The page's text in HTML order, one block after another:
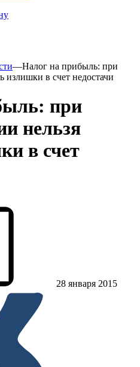
—Налог на прибыль: при
излишки в счет недостачи
при
нельзя
в счет
28 января 2015